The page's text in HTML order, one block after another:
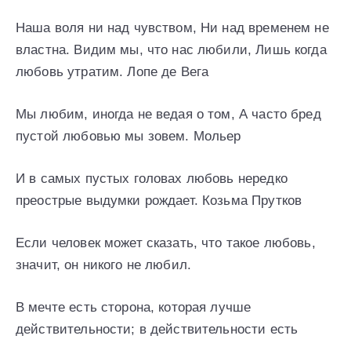
Наша воля ни над чувством, Ни над временем не
властна. Видим мы, что нас любили, Лишь когда
любовь утратим. Лопе де Вега
Мы любим, иногда не ведая о том, А часто бред
пустой любовью мы зовем. Мольер
И в самых пустых головах любовь нередко
преострые выдумки рождает. Козьма Прутков
Если человек может сказать, что такое любовь,
значит, он никого не любил.
В мечте есть сторона, которая лучше
действительности; в действительности есть